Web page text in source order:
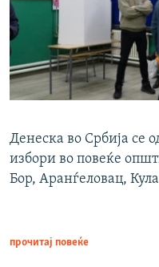
Денеска во Србија се
избори во повеќе
Бор, Аранѓеловац,
прочитај повеќе